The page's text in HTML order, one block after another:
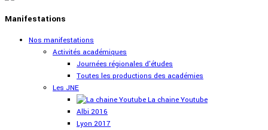
Manifestations
Nos manifestations
Activités académiques
Journées régionales d'études
Toutes les productions des académies
Les JNE
La chaine Youtube
Albi 2016
Lyon 2017